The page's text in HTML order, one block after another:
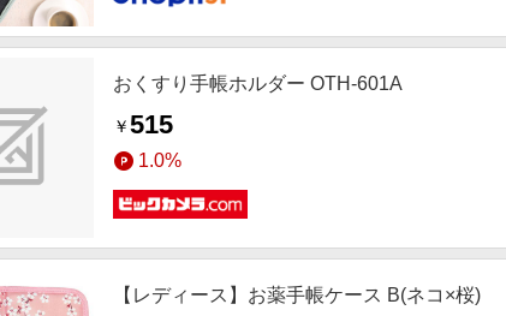
おくすり手帳ホルダー OTH-601A
￥515
1.0%
【レディース】お薬手帳ケース B(ネコ×桜)